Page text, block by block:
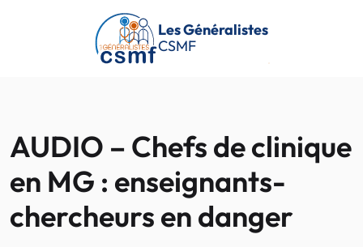
Passer au contenu principal
Les Généralistes
CSMF
AUDIO – Chefs de clinique
en MG : enseignants-
chercheurs en danger